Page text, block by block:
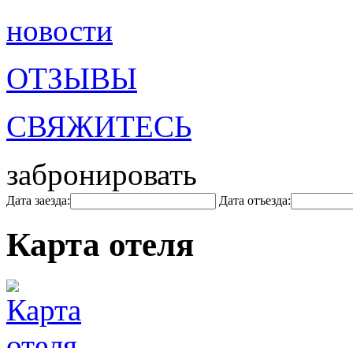
новости
ОТЗЫВЫ
СВЯЖИТЕСЬ
забронировать
Дата заезда: Дата отъезда:
Карта отеля